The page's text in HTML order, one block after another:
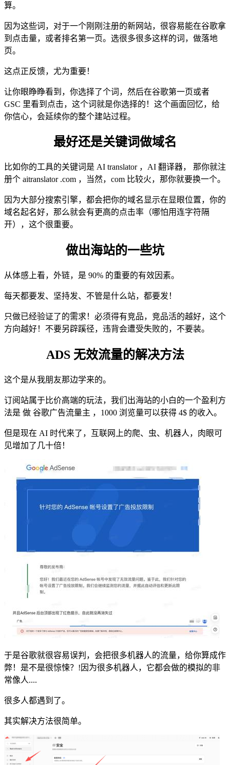
算。
因为这些词，对于一个刚刚注册的新网站，很容易能在谷歌拿
到点击量，或者排名第一页。选很多很多这样的词，做落地
页。
这点正反馈，尤为重要！
让你眼睁睁看到，你选择了个词，然后在谷歌第一页或者
GSC 里看到点击，这个词就是你选择的！这个画面回忆，给
你信心，会延续你的整个建站过程。
最好还是关键词做域名
比如你的工具的关键词是 AI translator ，AI 翻译器， 那你就注
册个 aitranslator .com ，当然，com 比较火，那你就要换一个。
因为大部分搜索引擎，都会把你的域名显示在显眼位置，你的
域名起名好，那么就会有更高的点击率（哪怕用连字符隔
开），这个很重要。
做出海站的一些坑
从体感上看，外链，是 90% 的重要的有效因素。
每天都要发、坚持发、不管是什么站，都要发！
只做已经验证了的需求！必须得有竞品，竞品活的越好，这个
方向越好！不要另辟蹊径，违背会遭受失败的，不要装。
ADS 无效流量的解决方法
这个是从我朋友那边学来的。
订阅站属于比价高端的玩法，我们出海站的小白的一个盈利方
法是 做 谷歌广告流量主 ，1000 浏览量可以获得 4$ 的收入。
但是现在 AI 时代来了，互联网上的爬、虫、机器人，肉眼可
见增加了几十倍！
于是谷歌就很容易误判，会把很多机器人的流量，给你算成作
弊！是不是很惊悚？!因为很多机器人，它都会做的模拟的非
常像人....
很多人都遇到了。
其实解决方法很简单。